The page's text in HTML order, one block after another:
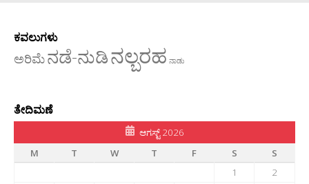
ಕವಲುಗಳು
ಅರಿಮೆನಡೆ-ನುಡಿನಲ್ಬರಹ ನಾಡು
ತೇದಿಮಣೆ
ಆಗಸ್ಟ್ 2026
M
T W T F S
S
1
2